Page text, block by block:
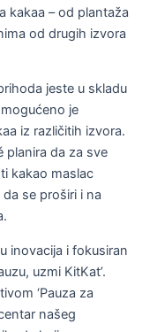
kakaa – od plantaža
od drugih izvora
jeste u skladu
je
iz različitih izvora.
planira da za sve
kakao maslac
se proširi i na
inovacija i fokusiran
uzmi KitKat’.
‘Pauza za
našeg